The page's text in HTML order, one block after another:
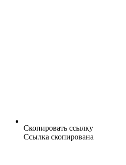
Скопировать ссылку
Ссылка скопирована